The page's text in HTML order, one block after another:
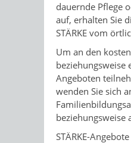
dauernde Pflege
auf, erhalten Sie
STÄRKE vom
Um an den
beziehungsweise
Angeboten
wenden Sie sich
beziehungsweise
STÄRKE-